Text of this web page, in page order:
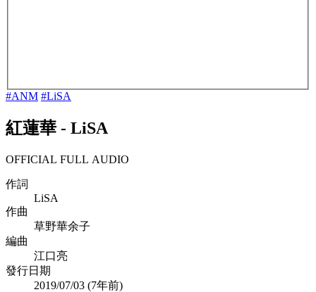
#ANM #LiSA
紅蓮華 - LiSA
OFFICIAL FULL AUDIO
作詞
LiSA
作曲
草野華余子
編曲
江口亮
發行日期
2019/07/03 (7年前)